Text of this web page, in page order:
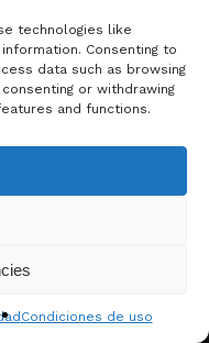
technologies like
Consenting to
data such as browsing
or withdrawing
and functions.
Condiciones de uso
Finalizar compra
por